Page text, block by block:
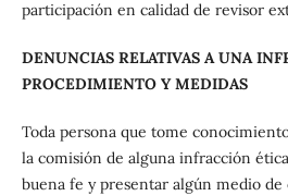
participación en calidad de revisor
DENUNCIAS RELATIVAS A UNA
PROCEDIMIENTO Y MEDIDAS
Toda persona que tome
la comisión de alguna infracción
buena fe y presentar algún medio